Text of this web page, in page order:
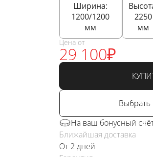
Ширина:
1200/1200
мм
2250
мм
Цена от
29 100₽
Выбрать
На ваш бонусный
Ближайшая доставка
От 2 дней